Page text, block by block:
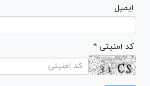
ایمیل
* کد امنیتی